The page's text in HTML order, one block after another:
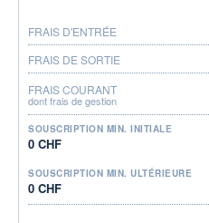
FRAIS D'ENTRÉE
FRAIS DE SORTIE
FRAIS COURANT
dont frais de gestion
SOUSCRIPTION MIN. INITIALE
0 CHF
SOUSCRIPTION MIN. ULTÉRIEURE
0 CHF